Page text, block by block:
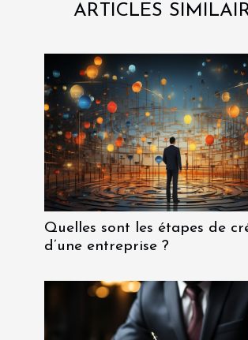
ARTICLES
Quelles sont les étapes de
d’une entreprise ?